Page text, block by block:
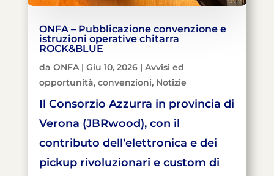
ONFA – Pubblicazione convenzione e
istruzioni operative chitarra
ROCK&BLUE
da ONFA| Giu 10, 2026| Avvisi ed
opportunità, convenzioni, Notizie
Il Consorzio Azzurra in provincia di
Verona (JBRwood), con il
contributo dell’elettronica e dei
pickup rivoluzionari e custom di